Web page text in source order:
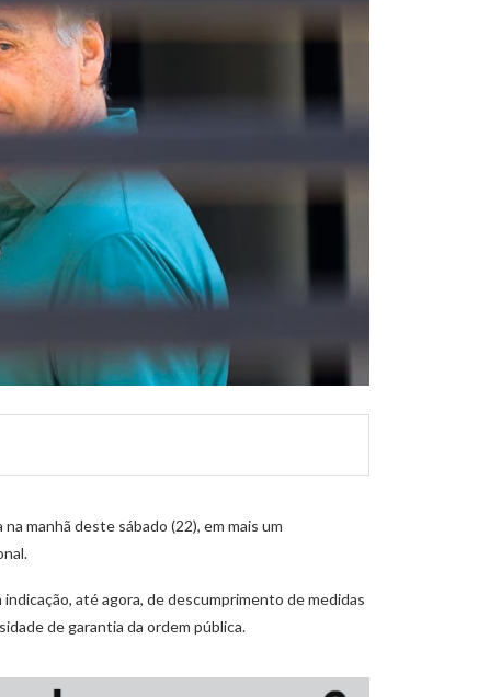
manhã deste sábado (22), em mais um
até agora, de descumprimento de medidas
de garantia da ordem pública.